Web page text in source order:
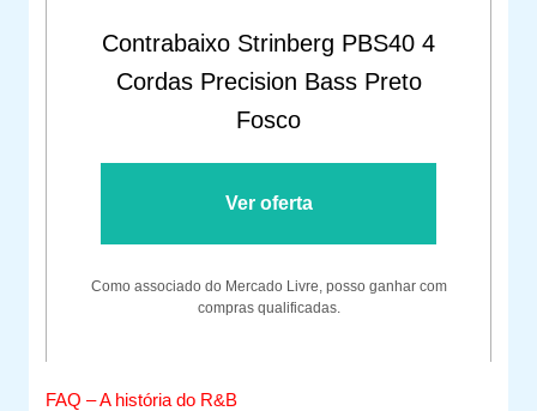
Contrabaixo Strinberg PBS40 4
Cordas Precision Bass Preto
Fosco
Ver oferta
Como associado do Mercado Livre, posso ganhar com
compras qualificadas.
FAQ – A história do R&B